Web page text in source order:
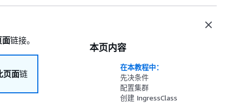
面链接。
页面链
本页内容
在本教程中：
先决条件
配置集群
创建 IngressClass